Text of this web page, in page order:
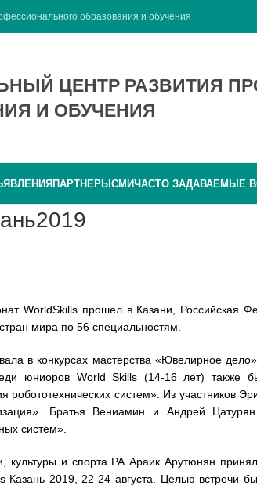
образования и обучения
ЦЕНТР РАЗВИТИЯ
И ОБУЧЕНИЯ
ПАРТНЕРЫСМИЧАСТО ЗАДАВАЕМЫЕ
WorldSkills прошел в Казани, Российская
мира по 56 специальностям.
в конкурсах мастерства «Ювелирное
юниоров World Skills (14-16 лет) также
робототехнических систем». Из участников
Братья Вениамин и Андрей
систем».
культуры и спорта РА Араик Арутюнян
Казань 2019, 22-24 августа. Целью встречи